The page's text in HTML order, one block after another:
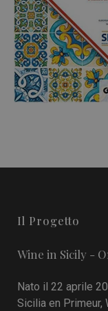
Il Progetto
Wine in Sicily -
Nato il 22 aprile
Sicilia en Primeur,